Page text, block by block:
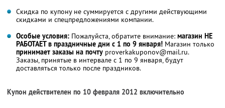
Скидка по купону не суммируется с другими действующими
скидками и спецпредложениями компании.
Особые условия: Пожалуйста, обратите внимание: магазин НЕ
РАБОТАЕТ в праздничные дни с 1 по 9 января! Магазин только
принимает заказы на почту proverkakuponov@mail.ru.
Заказы, принятые в интервале с 1 по 9 января, будут
доставляться только после праздников.
Купон действителен по 10 февраля 2012 включительно